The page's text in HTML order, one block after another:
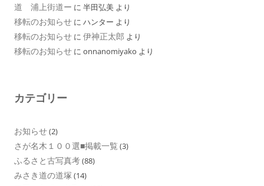
道 浦上街道ー に 半田弘美 より
移転のお知らせ に ハンター より
移転のお知らせ に 伊神正太郎 より
移転のお知らせ に onnanomiyako より
カテゴリー
お知らせ(2)
さが名木１００選■掲載一覧 (3)
ふるさと古写真考(88)
みさき道の道塚 (14)